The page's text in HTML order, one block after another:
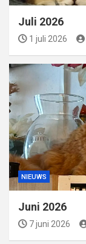
Juli 2026
1 juli 2026
NIEUWS
Juni 2026
7 juni 2026